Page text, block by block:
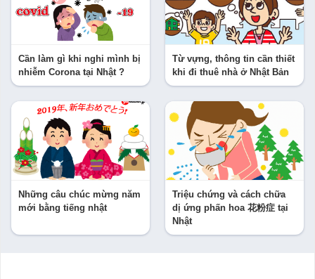
Cần làm gì khi nghi mình bị
nhiễm Corona tại Nhật ?
Từ vựng, thông tin cần thiết
khi đi thuê nhà ở Nhật Bản
Những câu chúc mừng năm
mới bằng tiếng nhật
Triệu chứng và cách chữa
dị ứng phấn hoa 花粉症 tại
Nhật